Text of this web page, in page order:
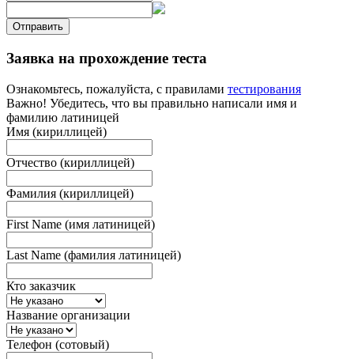
Отправить
Заявка на прохождение теста
Ознакомьтесь, пожалуйста, с правилами тестирования
Важно! Убедитесь, что вы правильно написали имя и
фамилию латиницей
Имя (кириллицей)
Отчество (кириллицей)
Фамилия (кириллицей)
First Name (имя латиницей)
Last Name (фамилия латиницей)
Кто заказчик
Название организации
Телефон (сотовый)